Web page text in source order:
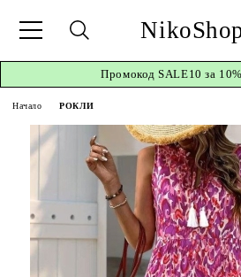
ПромокодSALE10 за 10%
Начало РОКЛИ